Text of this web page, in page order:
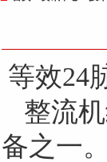
等效24
整流
备之一